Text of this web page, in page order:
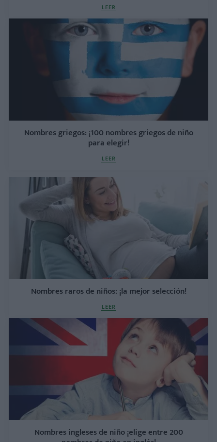
LEER
Nombres griegos: ¡100 nombres griegos de niño
para elegir!
LEER
Nombres raros de niños: ¡la mejor selección!
LEER
Nombres ingleses de niño ¡elige entre 200